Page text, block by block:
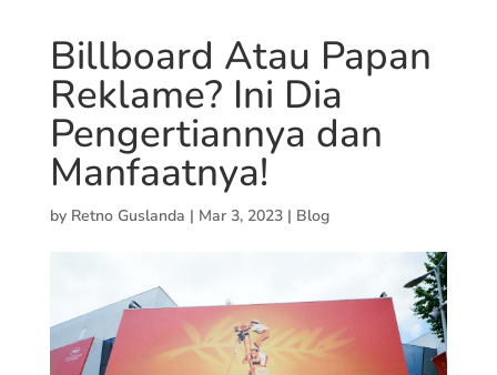
Billboard Atau Papan
Reklame? Ini Dia
Pengertiannya dan
Manfaatnya!
by Retno Guslanda | Mar 3, 2023| Blog